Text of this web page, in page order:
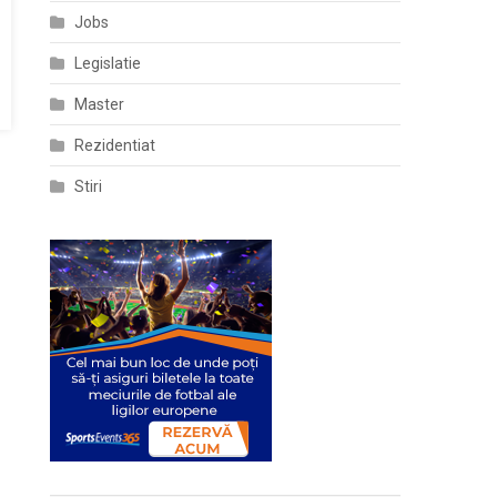
Jobs
Legislatie
Master
Rezidentiat
Stiri